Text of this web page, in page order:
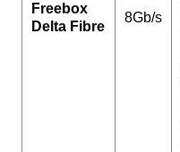
Freebox
Delta Fibre
8Gb/s